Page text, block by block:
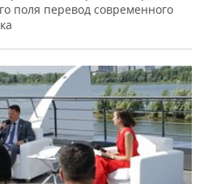
поля перевод современного